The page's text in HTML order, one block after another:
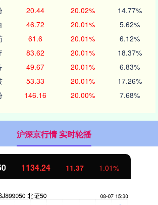
20.44 20.02% 14.77%
46.72 20.01% 5.62%
61.6 20.01% 6.12%
83.62 20.01% 18.37%
49.67 20.01% 6.83%
53.33 20.01% 17.26%
146.16 20.00% 7.68%
沪深京行情 实时轮播
1134.24 11.37 1.01%